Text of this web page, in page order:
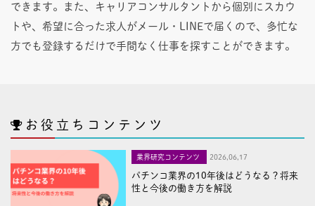
できます。また、キャリアコンサルタントから個別にスカウ
トや、希望に合った求人がメール・LINEで届くので、多忙な
方でも登録するだけで手間なく仕事を探すことができます。
お役立ちコンテンツ
業界研究コンテンツ 2026,06,17
パチンコ業界の10年後はどうなる？将来
性と今後の働き方を解説